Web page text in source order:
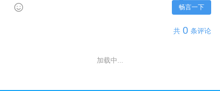
畅言一下
共 0 条评论
加载中...